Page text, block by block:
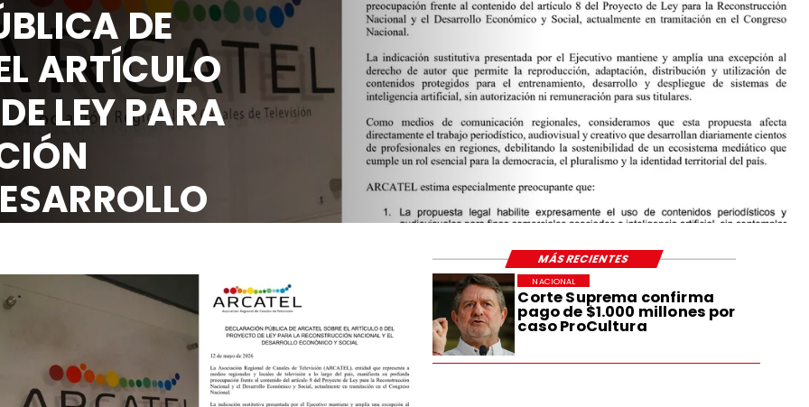
DE
ARTÍCULO
LEY PARA
Corte Suprema confirma
pago de $1.000 millones por
caso ProCultura
NACIONAL
MÁS RECIENTES